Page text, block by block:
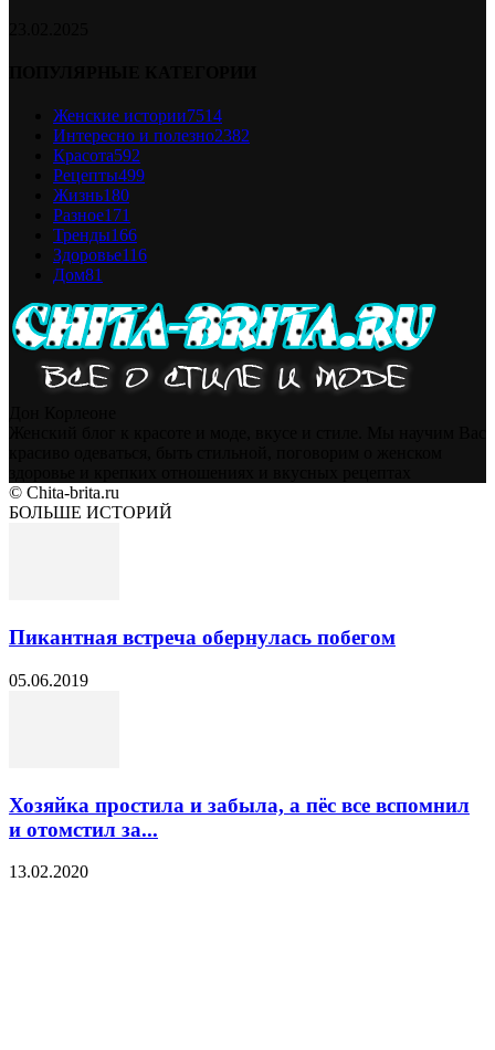
Женские истории7514
Интересно и полезно2382
Красота592
Рецепты499
Жизнь180
Разное171
Тренды166
Здоровье116
Дом81
© Chita-brita.ru
БОЛЬШЕ ИСТОРИЙ
Пикантная встреча обернулась побегом
05.06.2019
Хозяйка простила и забыла, а пёс все вспомнил
и отомстил за...
13.02.2020